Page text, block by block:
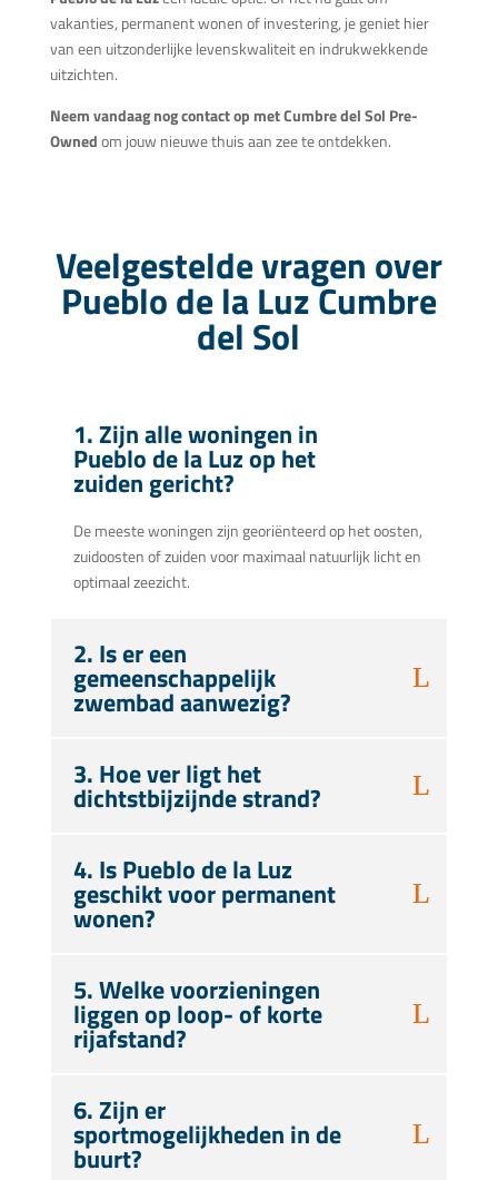
vakanties, permanent wonen of investering, je geniet hier
van een uitzonderlijke levenskwaliteit en indrukwekkende
uitzichten.
Neem vandaag nog contact op met Cumbre del Sol Pre-
Ownedom jouw nieuwe thuis aan zee te ontdekken.
Veelgestelde vragen over
Pueblo de la Luz Cumbre
del Sol
1. Zijn alle woningen in
Pueblo de la Luz op het
zuiden gericht?
De meeste woningen zijn georiënteerd op het oosten,
zuidoosten of zuiden voor maximaal natuurlijk licht en
optimaal zeezicht.
2. Is er een
gemeenschappelijk
zwembad aanwezig?
3. Hoe ver ligt het
dichtstbijzijnde strand?
4. Is Pueblo de la Luz
geschikt voor permanent
wonen?
5. Welke voorzieningen
liggen op loop- of korte
rijafstand?
6. Zijn er
sportmogelijkheden in de
buurt?